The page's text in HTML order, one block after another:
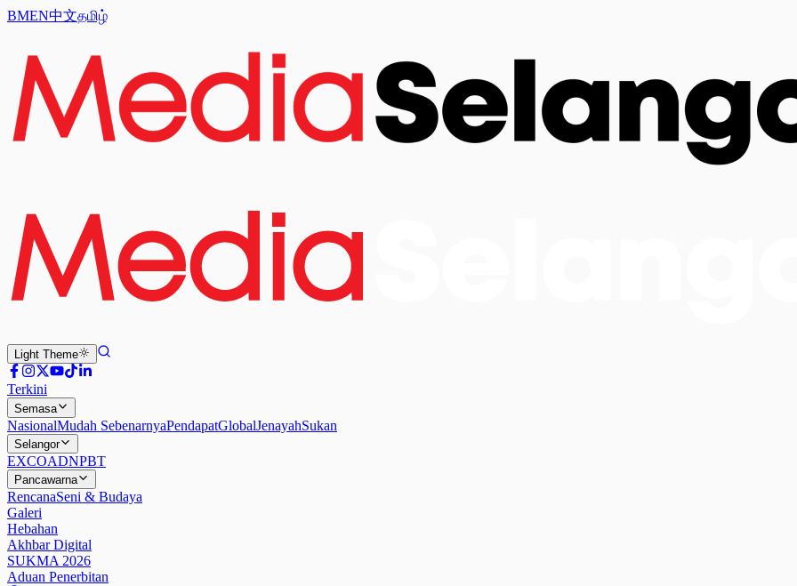
BMEN中文தமிழ்
Light Theme
Terkini
Semasa
NasionalMudah SebenarnyaPendapatGlobalJenayahSukan
Selangor
EXCOADNPBT
Pancawarna
RencanaSeni & Budaya
Galeri
Hebahan
Akhbar Digital
SUKMA 2026
Aduan Penerbitan